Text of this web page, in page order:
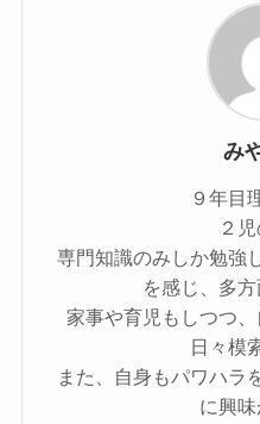
み
９年目
２
専門知識のみしか勉強
を感じ、多
家事や育児もしつつ
日々模
また、自身もパワハラ
に興味